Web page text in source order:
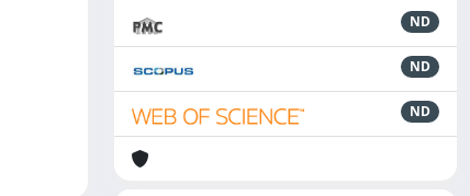
ND
ND
ND